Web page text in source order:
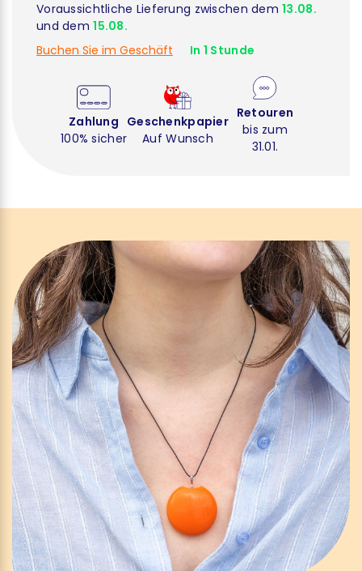
Voraussichtliche Lieferung zwischen dem13.08.
und dem15.08.
Buchen Sie im Geschäft
In 1 Stunde
Zahlung
100% sicher
Geschenkpapier
Auf Wunsch
Retouren
bis zum
31.01.